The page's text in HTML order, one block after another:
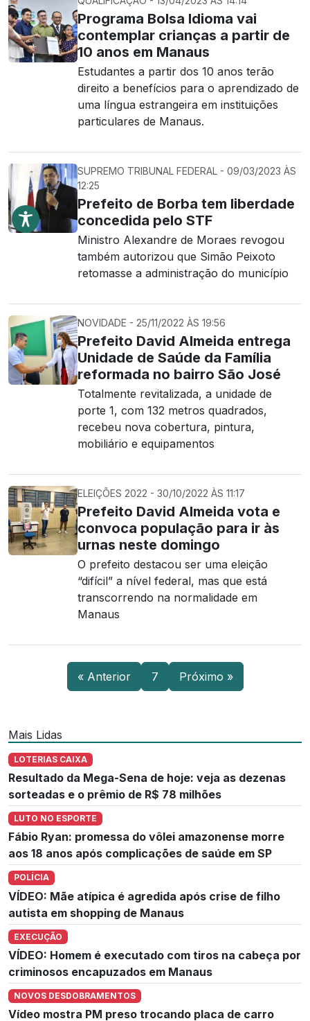
Programa Bolsa Idioma vai
contemplar crianças a partir de
10 anos em Manaus
Estudantes a partir dos 10 anos terão
direito a benefícios para o aprendizado de
uma língua estrangeira em instituições
particulares de Manaus.
SUPREMO TRIBUNAL FEDERAL - 09/03/2023 ÀS
12:25
Prefeito de Borba tem liberdade
concedida pelo STF
Ministro Alexandre de Moraes revogou
também autorizou que Simão Peixoto
retomasse a administração do município
NOVIDADE - 25/11/2022 ÀS 19:56
Prefeito David Almeida entrega
Unidade de Saúde da Família
reformada no bairro São José
Totalmente revitalizada, a unidade de
porte 1, com 132 metros quadrados,
recebeu nova cobertura, pintura,
mobiliário e equipamentos
ELEIÇÕES 2022 - 30/10/2022 ÀS 11:17
Prefeito David Almeida vota e
convoca população para ir às
urnas neste domingo
O prefeito destacou ser uma eleição
“difícil” a nível federal, mas que está
transcorrendo na normalidade em
Manaus
« Anterior 7 Próximo »
Mais Lidas
LOTERIAS CAIXA
Resultado da Mega-Sena de hoje: veja as dezenas
sorteadas e o prêmio de R$ 78 milhões
LUTO NO ESPORTE
Fábio Ryan: promessa do vôlei amazonense morre
aos 18 anos após complicações de saúde em SP
POLÍCIA
VÍDEO: Mãe atípica é agredida após crise de filho
autista em shopping de Manaus
EXECUÇÃO
VÍDEO: Homem é executado com tiros na cabeça por
criminosos encapuzados em Manaus
NOVOS DESDOBRAMENTOS
Vídeo mostra PM preso trocando placa de carro